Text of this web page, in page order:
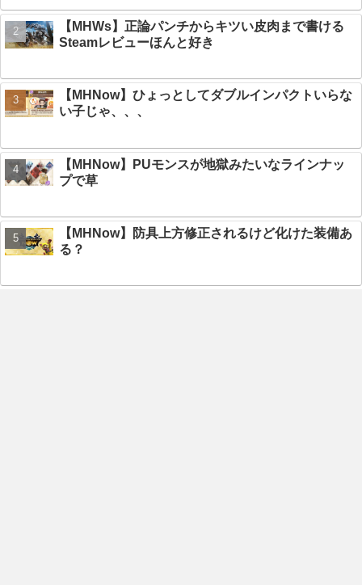
【MHWs】正論パンチからキツい皮肉まで書ける
Steamレビューほんと好き
【MHNow】ひょっとしてダブルインパクトいらな
い子じゃ、、、
【MHNow】PUモンスが地獄みたいなラインナッ
プで草
【MHNow】防具上方修正されるけど化けた装備あ
る？